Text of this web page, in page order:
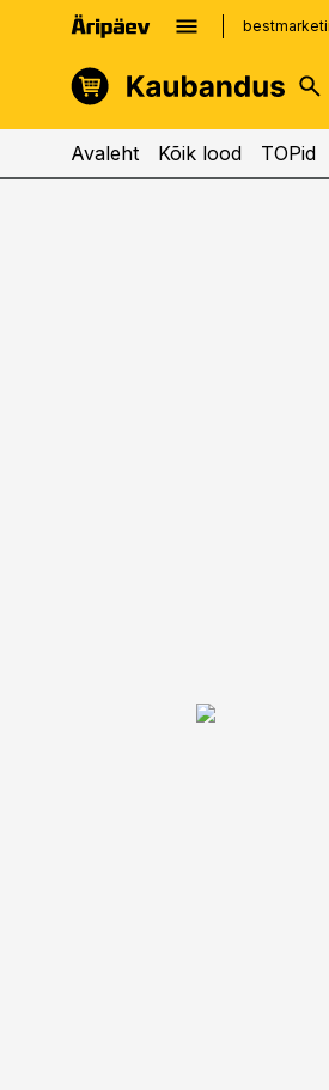
kinnisvarauudised.ee
logistikauudised.ee
Avaleht Kõik lood TOPid